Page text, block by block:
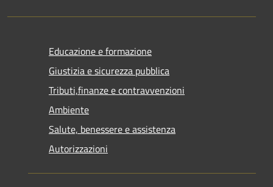
Educazione e formazione
Giustizia e sicurezza pubblica
Tributi,finanze e contravvenzioni
Ambiente
Salute, benessere e assistenza
Autorizzazioni